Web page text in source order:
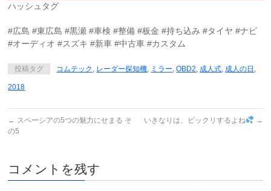
ハッシュタグ
#広島 #東広島 #黒瀬 #車検 #整備 #板金 #持ち込み #タイヤ #ナビ
#オーディオ #スズキ #新車 #中古車 #カスタム
投稿タグ コムテック , レーダー探知機, ミラー,OBD2, 成人式, 成人の日 ,
2018
← スペーシアの5つの魅力にせまる そ
の5
いきなりは、ビックリするよね →
コメントを残す